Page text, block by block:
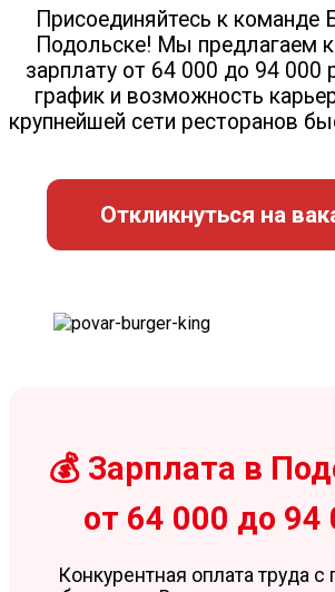
Присоединяйтесь к команде
Подольске! Мы предлагаем
зарплату от 64 000 до 94 000
график и возможность
крупнейшей сети ресторанов
Откликнуться на
💰 Зарплата в
от 64 000 до 94
Конкурентная оплата труда